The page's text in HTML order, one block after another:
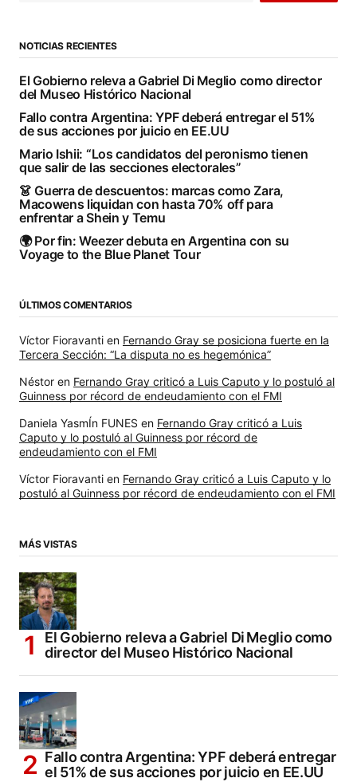
NOTICIAS RECIENTES
El Gobierno releva a Gabriel Di Meglio como director
del Museo Histórico Nacional
Fallo contra Argentina: YPF deberá entregar el 51%
de sus acciones por juicio en EE.UU
Mario Ishii: “Los candidatos del peronismo tienen
que salir de las secciones electorales”
👗 Guerra de descuentos: marcas como Zara,
Macowens liquidan con hasta 70% off para
enfrentar a Shein y Temu
🌍 Por fin: Weezer debuta en Argentina con su
Voyage to the Blue Planet Tour
ÚLTIMOS COMENTARIOS
Víctor Fioravanti en Fernando Gray se posiciona fuerte en la
Tercera Sección: “La disputa no es hegemónica”
Néstor en Fernando Gray criticó a Luis Caputo y lo postuló al
Guinness por récord de endeudamiento con el FMI
Daniela YasmÍn FUNES en Fernando Gray criticó a Luis
Caputo y lo postuló al Guinness por récord de
endeudamiento con el FMI
Víctor Fioravanti en Fernando Gray criticó a Luis Caputo y lo
postuló al Guinness por récord de endeudamiento con el FMI
MÁS VISTAS
El Gobierno releva a Gabriel Di Meglio como
director del Museo Histórico Nacional
Fallo contra Argentina: YPF deberá entregar
el 51% de sus acciones por juicio en EE.UU